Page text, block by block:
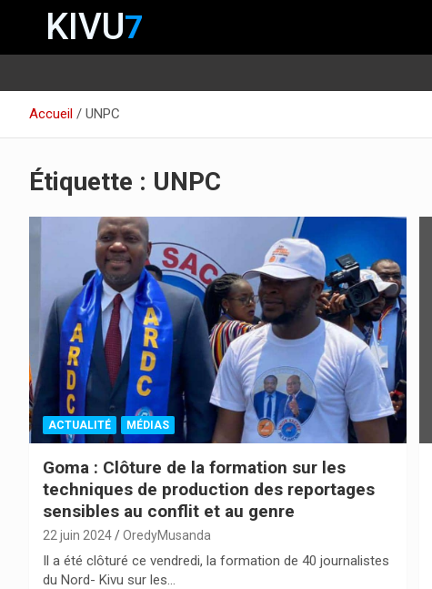
KIVU7
contenu
Accueil UNPC
Étiquette : UNPC
ACTUALITÉ MÉDIAS
Goma : Clôture de la formation sur les
techniques de production des reportages
sensibles au conflit et au genre
22 juin 2024 OredyMusanda
Il a été clôturé ce vendredi, la formation de 40 journalistes
du Nord- Kivu sur les…